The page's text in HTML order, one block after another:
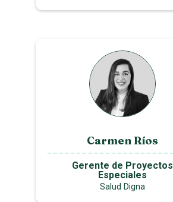
Carmen Ríos
Gerente de Proyectos
Especiales
Salud Digna